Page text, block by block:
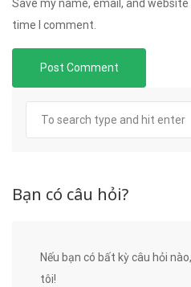
Save my name, email, and
time I comment.
Bạn có câu hỏi?
Nếu bạn có bất kỳ câu hỏi
tôi!